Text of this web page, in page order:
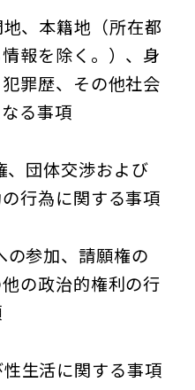
、本籍地（所在都
報を除く。）、身
罪歴、その他社会
る事項
、団体交渉および
行為に関する事項
の参加、請願権の
の政治的権利の行
生活に関する事項